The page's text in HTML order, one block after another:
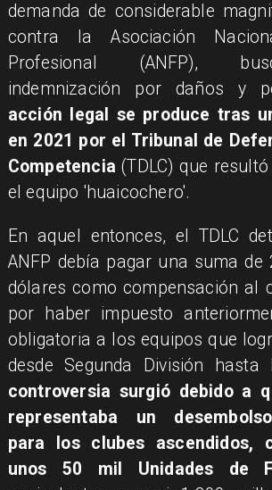
demanda de considerable
contra la Asociación
Profesional (ANFP),
indemnización por daños y
acción legal se produce tras
en 2021 por el Tribunal de
Competencia (TDLC) que
el equipo 'huaicochero'.
En aquel entonces, el TDLC
ANFP debía pagar una suma de
dólares como compensación al
por haber impuesto
obligatoria a los equipos que
desde Segunda División hasta
controversia surgió debido a
representaba un
para los clubes ascendidos,
unos 50 mil Unidades de